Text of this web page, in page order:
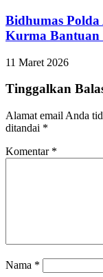
Bidhumas
Kurma Bantuan
11 Maret 2026
Tinggalkan
Alamat email Anda
ditandai *
Komentar *
Nama *